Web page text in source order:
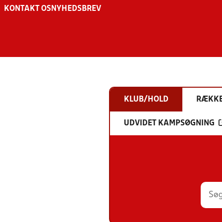
KONTAKT OS NYHEDSBREV
KLUB/HOLD
UDVIDET KAMPSØGNING